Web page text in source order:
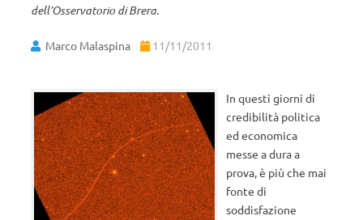
dell’Osservatorio di Brera.
Marco Malaspina 11/11/2011
In questi giorni di
credibilità politica
ed economica
messe a dura a
prova, è più che mai
fonte di
soddisfazione